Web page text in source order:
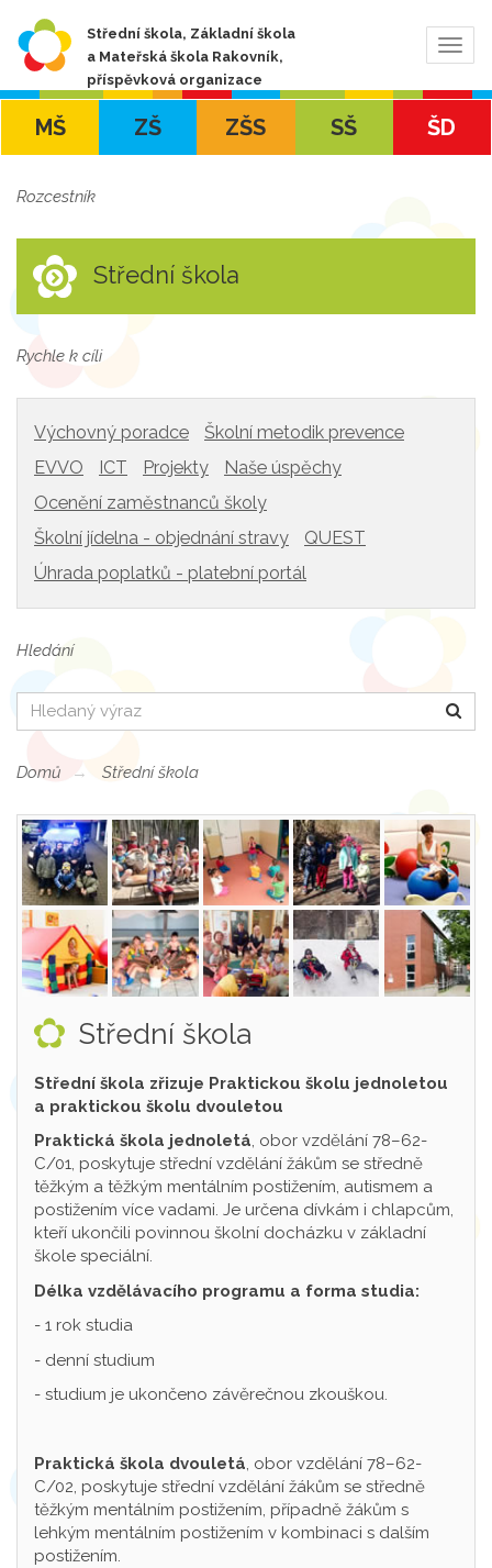
Střední škola, Základní škola
a Mateřská škola Rakovník,
příspěvková organizace
MŠ ZŠ ZŠS SŠ ŠD
Rozcestník
Střední škola
Rychle k cíli
Výchovný poradce
Školní metodik prevence
EVVO
ICT Projekty
Naše úspěchy
Ocenění zaměstnanců školy
Školní jídelna - objednání stravy
QUEST
Úhrada poplatků - platební portál
Hledání
Hledat
Domů Střední škola
Střední škola
Střední škola zřizuje Praktickou školu jednoletou
a praktickou školu dvouletou
Praktická škola jednoletá, obor vzdělání 78–62-
C/01, poskytuje střední vzdělání žákům se středně
těžkým a těžkým mentálním postižením, autismem a
postižením více vadami. Je určena dívkám i chlapcům,
kteří ukončili povinnou školní docházku v základní
škole speciální.
Délka vzdělávacího programu a forma studia:
- 1 rok studia
- denní studium
- studium je ukončeno závěrečnou zkouškou.
Praktická škola dvouletá, obor vzdělání 78–62-
C/02, poskytuje střední vzdělání žákům se středně
těžkým mentálním postižením, případně žákům s
lehkým mentálním postižením v kombinaci s dalším
postižením.